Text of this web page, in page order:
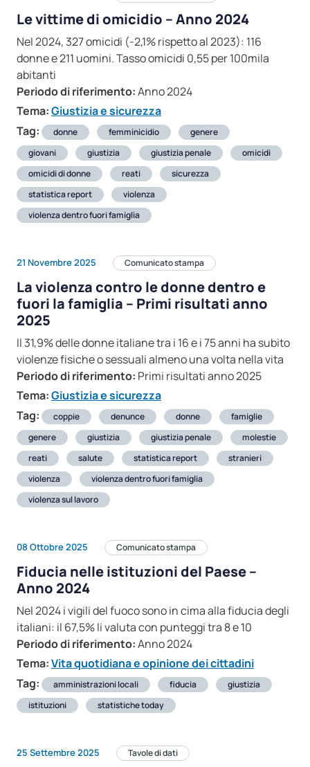
Le vittime di omicidio – Anno 2024
Nel 2024, 327 omicidi (-2,1% rispetto al 2023): 116
donne e 211 uomini. Tasso omicidi 0,55 per 100mila
abitanti
Periodo di riferimento:Anno 2024
Tema:Giustizia e sicurezza
Tag:
donne femminicidio
genere
giovani
giustizia giustizia penale
omicidi
omicidi di donne
reati
sicurezza
statistica report
violenza
violenza dentro fuori famiglia
21 Novembre 2025 Comunicato stampa
La violenza contro le donne dentro e
fuori la famiglia – Primi risultati anno
2025
Il 31,9% delle donne italiane tra i 16 e i 75 anni ha subito
violenze fisiche o sessuali almeno una volta nella vita
Periodo di riferimento: Primi risultati anno 2025
Tema:Giustizia e sicurezza
Tag:
coppie denunce donne
famiglie
genere
giustizia giustizia penale
molestie
reati
salute statistica report
stranieri
violenza
violenza dentro fuori famiglia
violenza sul lavoro
08 Ottobre 2025 Comunicato stampa
Fiducia nelle istituzioni del Paese –
Anno 2024
Nel 2024 i vigili del fuoco sono in cima alla fiducia degli
italiani: il 67,5% li valuta con punteggi tra 8 e 10
Periodo di riferimento:Anno 2024
Tema:Vita quotidiana e opinione dei cittadini
Tag:
amministrazioni locali fiducia
giustizia
istituzioni
statistiche today
25 Settembre 2025 Tavole di dati